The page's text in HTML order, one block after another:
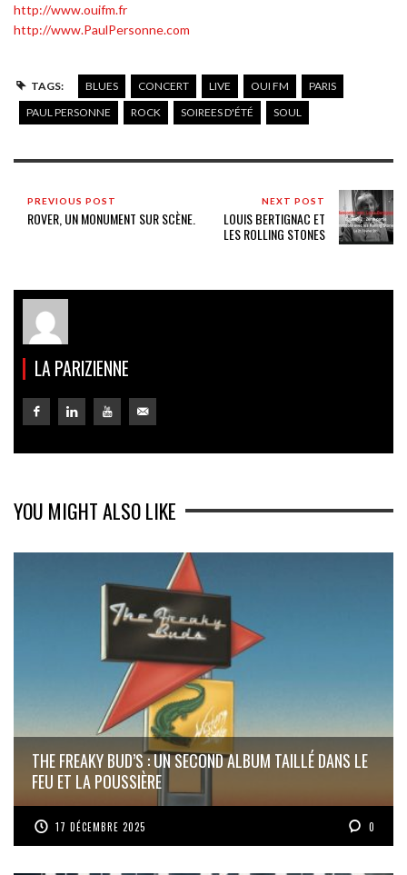
http://www.ouifm.fr
http://www.PaulPersonne.com
TAGS: BLUES CONCERT LIVE OUI FM
PARIS
PAUL PERSONNE
ROCK SOIREES D'ÉTÉ SOUL
PREVIOUS POST
ROVER, UN MONUMENT SUR SCÈNE.
NEXT POST
LOUIS BERTIGNAC ET
LES ROLLING STONES
LA PARIZIENNE
YOU MIGHT ALSO LIKE
THE FREAKY BUD’S : UN SECOND ALBUM TAILLÉ DANS LE
FEU ET LA POUSSIÈRE
17 DÉCEMBRE 2025 0